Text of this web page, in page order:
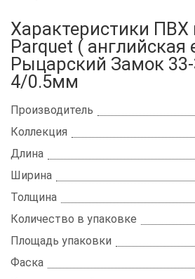
Характеристики ПВХ
Parquet ( английская
Рыцарский Замок
4/0.5мм
Производитель
Коллекция
Длина
Ширина
Толщина
Количество в упаковке
Площадь упаковки
Фаска